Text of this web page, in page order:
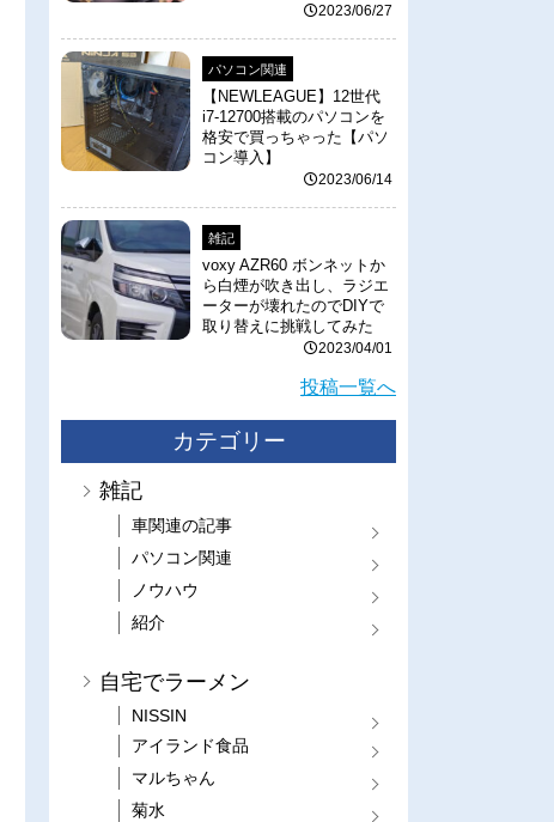
2023/06/27
パソコン関連
【NEWLEAGUE】12世代
i7-12700搭載のパソコンを
格安で買っちゃった【パソ
コン導入】
2023/06/14
雑記
voxy AZR60 ボンネットか
ら白煙が吹き出し、ラジエ
ーターが壊れたのでDIYで
取り替えに挑戦してみた
2023/04/01
投稿一覧へ
カテゴリー
雑記
車関連の記事
パソコン関連
ノウハウ
紹介
自宅でラーメン
NISSIN
アイランド食品
マルちゃん
菊水